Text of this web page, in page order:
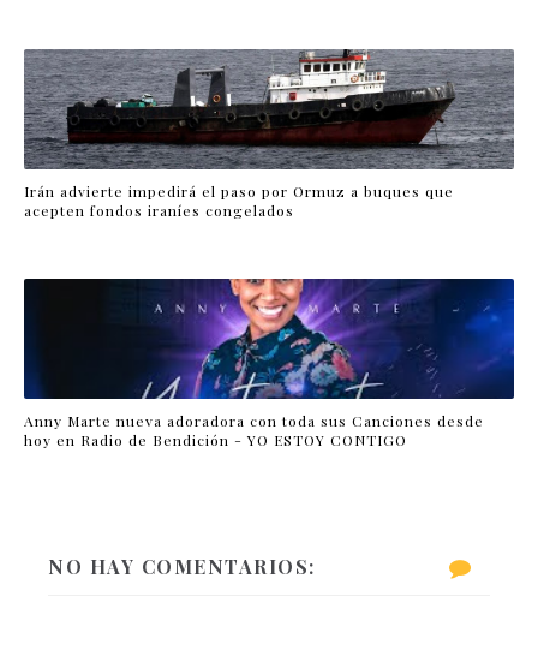
Irán advierte impedirá el paso por Ormuz a buques que
acepten fondos iraníes congelados
Anny Marte nueva adoradora con toda sus Canciones desde
hoy en Radio de Bendición - YO ESTOY CONTIGO
NO HAY COMENTARIOS: